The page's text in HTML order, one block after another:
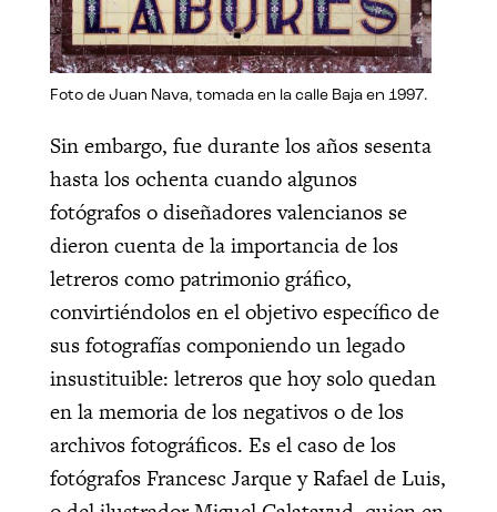
Foto de Juan Nava, tomada en la calle Baja en 1997.
Sin embargo, fue durante los años sesenta
hasta los ochenta cuando algunos
fotógrafos o diseñadores valencianos se
dieron cuenta de la importancia de los
letreros como patrimonio gráfico,
convirtiéndolos en el objetivo específico de
sus fotografías componiendo un legado
insustituible: letreros que hoy solo quedan
en la memoria de los negativos o de los
archivos fotográficos. Es el caso de los
fotógrafos Francesc Jarque y Rafael de Luis,